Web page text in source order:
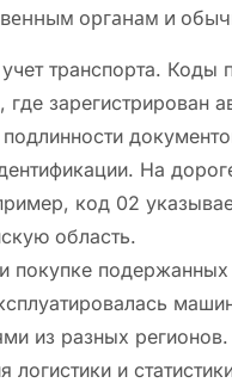
органам и
транспорта.
где зарегистрирован
На
код 02
область.
подержанных
из разных регионов.
логистики и